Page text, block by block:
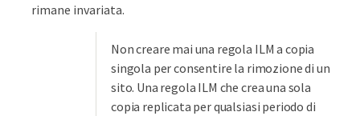
rimane invariata.
Non creare mai una regola ILM a copia
singola per consentire la rimozione di un
sito. Una regola ILM che crea una sola
copia replicata per qualsiasi periodo di